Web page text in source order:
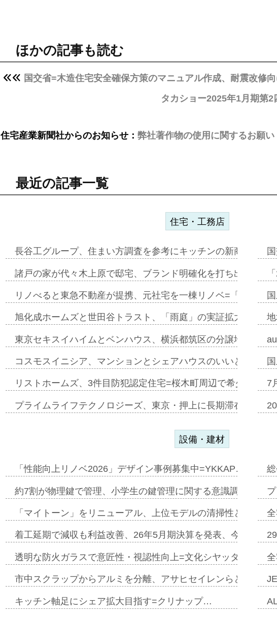
ほかの記事も読む
国交省=木造住宅安全確保方策のマニュアル作成、耐震改修
タカショー2025年1月期第
住宅産業新聞社からのお知らせ： 弊社著作物の使用に関するお願い
最近の記事一覧
住宅・工務店
長谷工グループ、住まい方調査を参考にキッチンの新商品=「
諸戸の家が代々木上原で邸宅、ブランド明確化を打ち出す=年
リノべると東急不動産が提携、元社宅を一棟リノベ=「職住遊
旭化成ホームズと世田谷トラスト、「雨庭」の実証拡大へ=ガ
東京セキスイハイムとベンハウス、横浜都筑区の分譲地開発で
コスモスイニシア、マンションとシェアハウスのいいとこどり
リストホームズ、3件目防犯認定住宅=桜木町周辺で希少価値
プライムライフテクノロジーズ、東京・押上に長期滞在型ホテ
7
設備・建材
「性能向上リノベ2026」デザイン事例募集中=YKKAP…
約7割が物理鍵で管理、小学生の鍵管理に関する意識調査
「マイトーン」をリニューアル、上位モデルの清掃性と安全
着工延期で減収も利益改善、26年5月期決算を発表、今期は増
透明な防火ガラスで意匠性・視認性向上=文化シヤッター…
市中スクラップからアルミを分離、アサヒセイレンらと協働開
キッチン軸足にシェア拡大目指す=クリナップ…